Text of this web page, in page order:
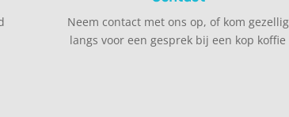
Neem contact met ons op, of kom gezellig
langs voor een gesprek bij een kop koffie